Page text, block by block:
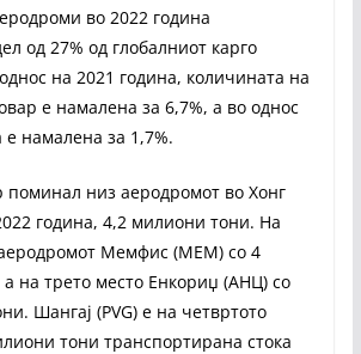
во 2022 година
од 27% од глобалниот карго
на 2021 година, количината на
е намалена за 6,7%, а во однос
е намалена за 1,7%.
поминал низ аеродромот во Хонг
година, 4,2 милиони тони. На
Мемфис (МЕМ) со 4
на трето место Енкориџ (АНЦ) со
Шангај (PVG) е на четвртото
тони транспортирана стока